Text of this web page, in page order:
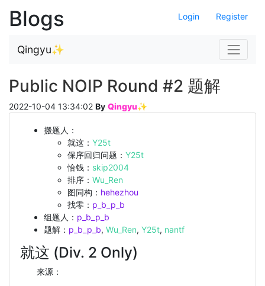
Login Register
Blogs
Qingyu✨
Public NOIP Round #2 题解
2022-10-04 13:34:02 By Qingyu✨
搬题人：
就这： Y25t
保序回归问题： Y25t
恰钱： skip2004
排序： Wu_Ren
图同构： hehezhou
找零： p_b_p_b
组题人： p_b_p_b
题解： p_b_p_b, Wu_Ren, Y25t, nantf
就这 (Div. 2 Only)
来源：